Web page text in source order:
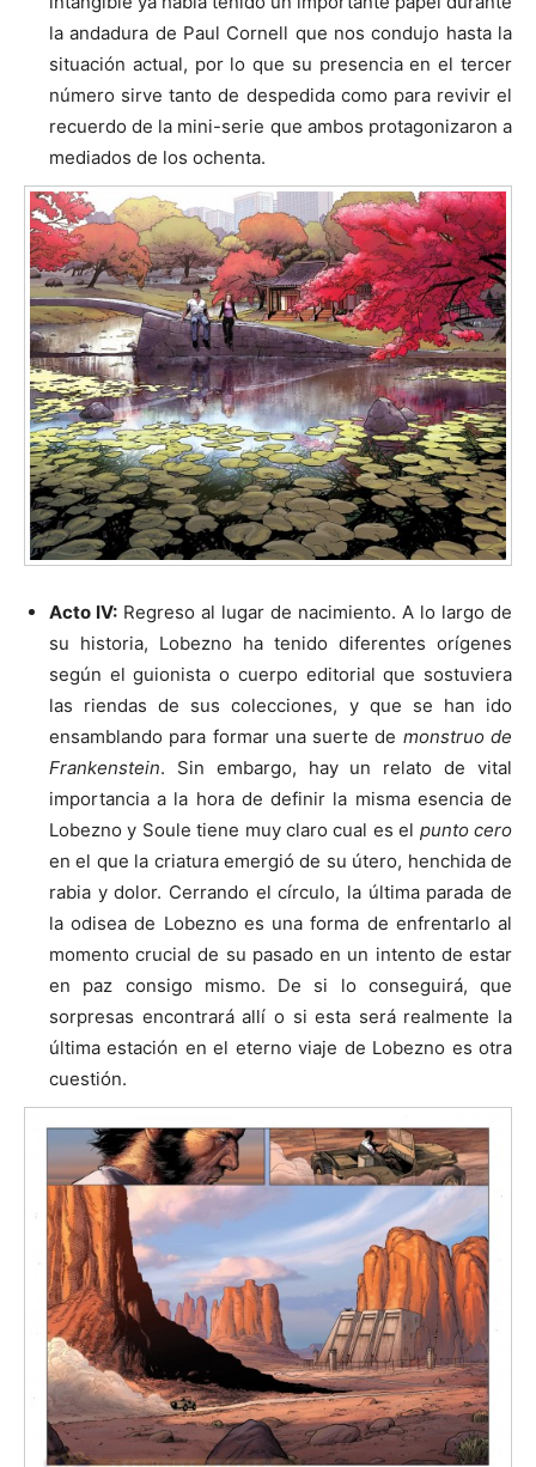
la andadura de Paul Cornell que nos condujo hasta la
situación actual, por lo que su presencia en el tercer
número sirve tanto de despedida como para revivir el
recuerdo de la mini-serie que ambos protagonizaron a
mediados de los ochenta.
Acto IV: Regreso al lugar de nacimiento. A lo largo de
su historia, Lobezno ha tenido diferentes orígenes
según el guionista o cuerpo editorial que sostuviera
las riendas de sus colecciones, y que se han ido
ensamblando para formar una suerte de monstruo de
Frankenstein. Sin embargo, hay un relato de vital
importancia a la hora de definir la misma esencia de
Lobezno y Soule tiene muy claro cual es el punto cero
en el que la criatura emergió de su útero, henchida de
rabia y dolor. Cerrando el círculo, la última parada de
la odisea de Lobezno es una forma de enfrentarlo al
momento crucial de su pasado en un intento de estar
en paz consigo mismo. De si lo conseguirá, que
sorpresas encontrará allí o si esta será realmente la
última estación en el eterno viaje de Lobezno es otra
cuestión.